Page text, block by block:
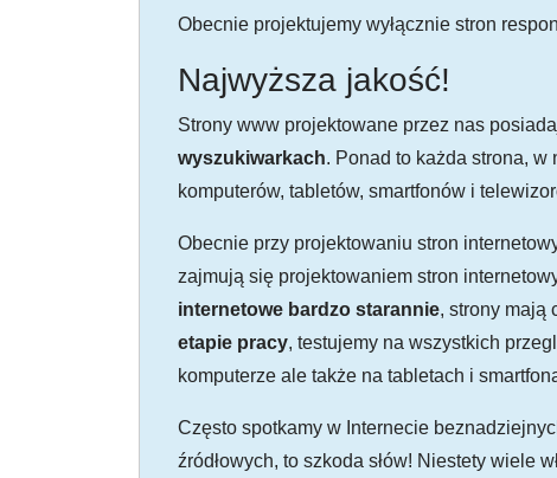
Obecnie projektujemy wyłącznie stron
Najwyższa jakość!
Strony www projektowane przez nas
wyszukiwarkach. Ponad to każda strona,
komputerów, tabletów, smartfonów i
Obecnie przy projektowaniu stron
zajmują się projektowaniem stron
internetowe bardzo starannie, strony mają
etapie pracy, testujemy na wszystkich
komputerze ale także na tabletach i
Często spotkamy w Internecie
źródłowych, to szkoda słów! Niestety wiele